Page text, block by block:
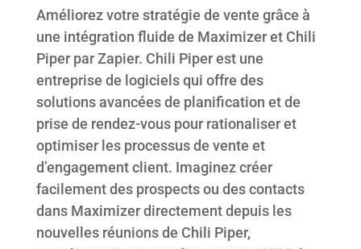
Améliorez votre stratégie de vente grâce à
une intégration fluide de Maximizer et Chili
Piper par Zapier. Chili Piper est une
entreprise de logiciels qui offre des
solutions avancées de planification et de
prise de rendez-vous pour rationaliser et
optimiser les processus de vente et
d’engagement client. Imaginez créer
facilement des prospects ou des contacts
dans Maximizer directement depuis les
nouvelles réunions de Chili Piper,